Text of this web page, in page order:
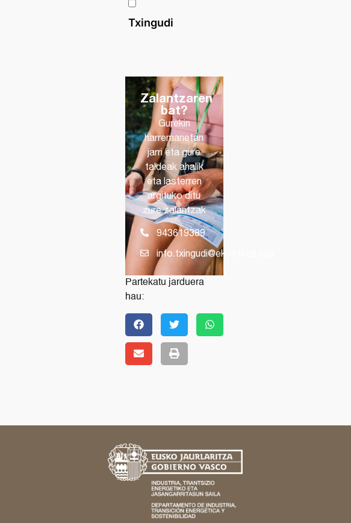
Txingudi
Zalantzaren
bat?
Gurekin
harremanetan
jarri eta gure
taldeak ahalik
eta lasterren
argituko ditu
zure zalantzak
943619389
info.txingudi@ekoetxea.eus
Partekatu jarduera
hau: